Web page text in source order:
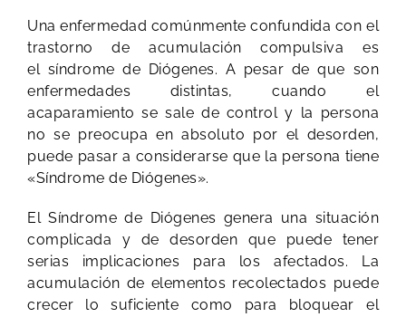
Una enfermedad comúnmente confundida con el
trastorno de acumulación compulsiva es
el síndrome de Diógenes. A pesar de que son
enfermedades distintas, cuando el
acaparamiento se sale de control y la persona
no se preocupa en absoluto por el desorden,
puede pasar a considerarse que la persona tiene
«Síndrome de Diógenes».
El Síndrome de Diógenes genera una situación
complicada y de desorden que puede tener
serias implicaciones para los afectados. La
acumulación de elementos recolectados puede
crecer lo suficiente como para bloquear el